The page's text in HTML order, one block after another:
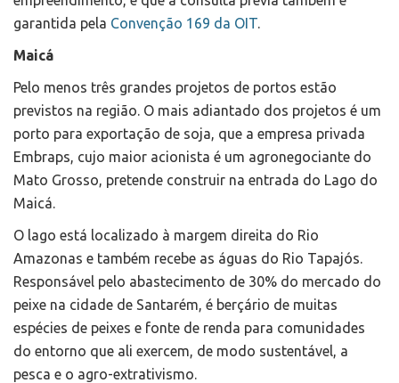
garantida pela Convenção 169 da OIT.
Maicá
Pelo menos três grandes projetos de portos estão
previstos na região. O mais adiantado dos projetos é um
porto para exportação de soja, que a empresa privada
Embraps, cujo maior acionista é um agronegociante do
Mato Grosso, pretende construir na entrada do Lago do
Maicá.
O lago está localizado à margem direita do Rio
Amazonas e também recebe as águas do Rio Tapajós.
Responsável pelo abastecimento de 30% do mercado do
peixe na cidade de Santarém, é berçário de muitas
espécies de peixes e fonte de renda para comunidades
do entorno que ali exercem, de modo sustentável, a
pesca e o agro-extrativismo.